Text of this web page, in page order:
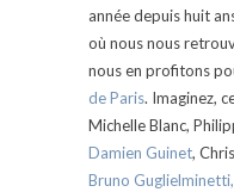
année depuis huit
où nous nous
nous en profitons
de Paris. Imaginez,
Michelle Blanc,
Damien Guinet,
Bruno Guglielminetti,